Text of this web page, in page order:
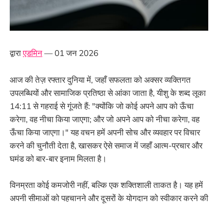
द्वाराएडमिन— 01 जन 2026
आज की तेज़ रफ्तार दुनिया में, जहाँ सफलता को अक्सर व्यक्तिगत
उपलब्धियों और सामाजिक प्रतिष्ठा से आंका जाता है, यीशु के शब्द लूका
14:11 से गहराई से गूंजते हैं: "क्योंकि जो कोई अपने आप को ऊँचा
करेगा, वह नीचा किया जाएगा; और जो अपने आप को नीचा करेगा, वह
ऊँचा किया जाएगा।" यह वचन हमें अपनी सोच और व्यवहार पर विचार
करने की चुनौती देता है, खासकर ऐसे समाज में जहाँ आत्म-प्रचार और
घमंड को बार-बार इनाम मिलता है।
विनम्रता कोई कमजोरी नहीं, बल्कि एक शक्तिशाली ताकत है। यह हमें
अपनी सीमाओं को पहचानने और दूसरों के योगदान को स्वीकार करने की